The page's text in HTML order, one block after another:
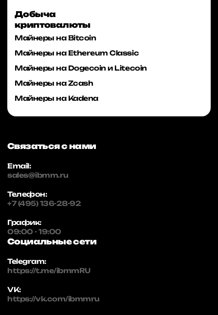
Добыча
криптовалюты
Майнеры на Bitcoin
Майнеры на Ethereum Classic
Майнеры на Dogecoin и Litecoin
Майнеры на Zcash
Майнеры на Kadena
Связаться с нами
Email:
sales@ibmm.ru
Телефон:
+7 (495) 136-28-92
График:
09:00 - 19:00
Социальные сети
Telegram:
https://t.me/ibmmRU
VK:
https://vk.com/ibmmru